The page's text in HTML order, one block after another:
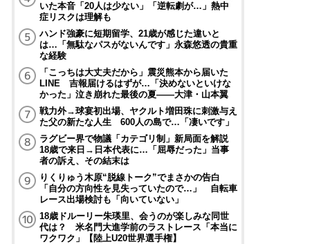
いた本音「20人は少ない」「逆転劇が…」熱中
症リスクは理解も
ハンド強豪に短期留学、21歳が感じた違いと
は…「無駄なパスがないんです」永森悠透の貴重
な経験
「こっちは大丈夫だから」震災熊本から届いた
LINE 吉報届けるはずが…「決めないといけな
かった」泣き崩れた最後の夏――大津・山本翼
戦力外→球宴初出場、ヤクルト増田珠に刺激与え
た父の新たな人生 600人の島で…「凄いです」
ラグビー界で物議「カテゴリ制」新局面を解説
18歳で来日→日本代表に…「屈辱だった」当事
者の訴え、その結末は
りくりゅう木原“脱線トーク”でまさかの告白
「自分の方向性を見失っていたので…」 自転車
レース出場検討も「向いていない」
18歳ドルーリー朱瑛里、会うのが楽しみな同世
代は？ 米名門大進学前のラストレース「本当に
ワクワク」【陸上U20世界選手権】